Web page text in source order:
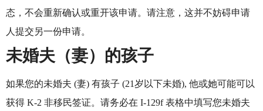
态，不会重新确认或重开该申请。请注意，这并不妨碍申请
人提交另一份申请。
未婚夫（妻）的孩子
如果您的未婚夫 (妻) 有孩子 (21岁以下未婚), 他或她可能可以
获得 K-2 非移民签证。请务必在 I-129f 表格中填写您未婚夫